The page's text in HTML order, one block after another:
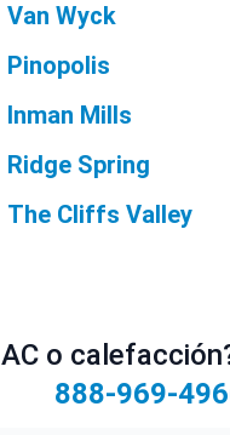
Van Wyck
Pinopolis
Inman Mills
Ridge Spring
The Cliffs Valley
o
888-969-